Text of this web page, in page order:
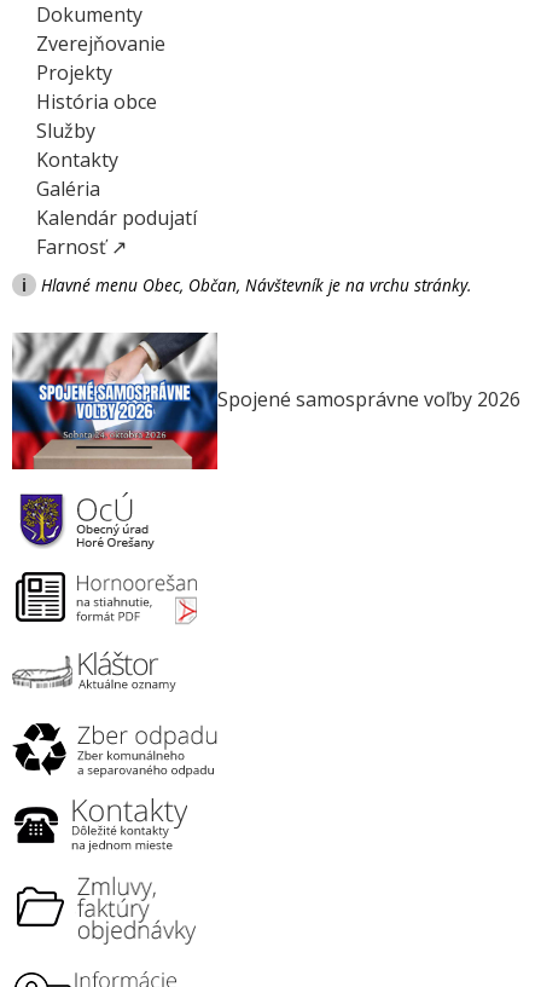
Dokumenty
Zverejňovanie
Projekty
História obce
Služby
Kontakty
Galéria
Kalendár podujatí
Farnosť ↗
i Hlavné menu Obec, Občan, Návštevník je na vrchu stránky.
Spojené samosprávne voľby 2026